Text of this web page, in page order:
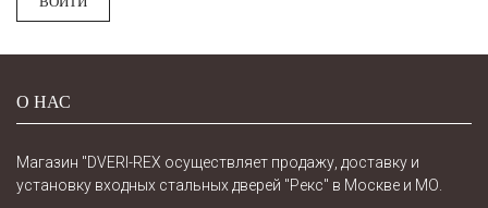
О НАС
Магазин "DVERI-REX осуществляет продажу, доставку и
установку входных стальных дверей "Рекс" в Москве и МО.